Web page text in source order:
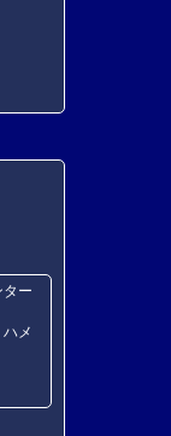
ー
メ